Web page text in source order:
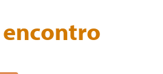
encontro